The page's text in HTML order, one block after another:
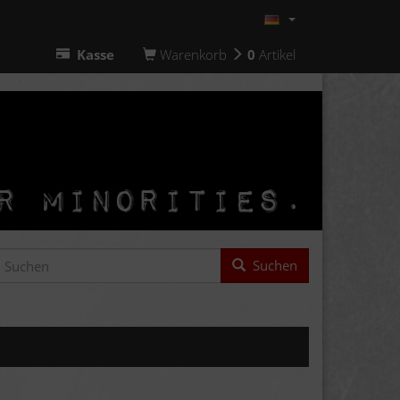
Kasse Warenkorb 0 Artikel
Suchen